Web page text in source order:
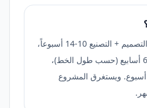
في المشروع القياسي: التصميم + التصنيع 10-14 أسبوعاً،
والتركيب في الموقع 3-6 أسابيع (حسب طول الخط)،
والتشغيل التجريبي 1-2 أسبوع. ويستغرق المشروع